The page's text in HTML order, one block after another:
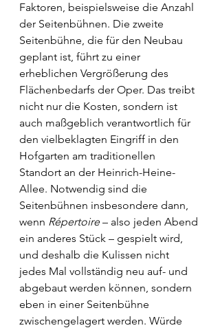
Faktoren, beispielsweise die Anzahl
der Seitenbühnen. Die zweite
Seitenbühne, die für den Neubau
geplant ist, führt zu einer
erheblichen Vergrößerung des
Flächenbedarfs der Oper. Das treibt
nicht nur die Kosten, sondern ist
auch maßgeblich verantwortlich für
den vielbeklagten Eingriff in den
Hofgarten am traditionellen
Standort an der Heinrich-Heine-
Allee. Notwendig sind die
Seitenbühnen insbesondere dann,
wenn Répertoire – also jeden Abend
ein anderes Stück – gespielt wird,
und deshalb die Kulissen nicht
jedes Mal vollständig neu auf- und
abgebaut werden können, sondern
eben in einer Seitenbühne
zwischengelagert werden. Würde